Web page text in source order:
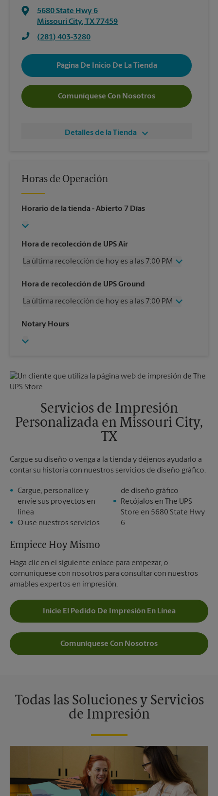
5680 State Hwy 6
Missouri City, TX 77459
(281) 403-3280
Página De Inicio De La Tienda
Comuníquese Con Nosotros
Detalles de la Tienda
Horas de Operación
Horario de la tienda - Abierto 7 Días
Hora de recolección de UPS Air
La última recolección de hoy es a las 7:00 PM
Miércoles
7:00 PM
Viernes
7:00 PM
Domingo
Hora de recolección de UPS Ground
La última recolección de hoy es a las 7:00 PM
Miércoles
Viernes
Lunes
7:00 PM
Martes
Notary Hours
Servicios de Impresión
Personalizada en Missouri City,
TX
Cargue su diseño o venga a la tienda y déjenos ayudarlo a
contar su historia con nuestros servicios de diseño gráfico.
Cargue, personalice y
envíe sus proyectos en
línea
O use nuestros servicios
de diseño gráfico
Recójalos en The UPS
Store en 5680 State Hwy
6
Empiece Hoy Mismo
Haga clic en el siguiente enlace para empezar, o
comuníquese con nosotros para consultar con nuestros
amables expertos en impresión.
Inicie El Pedido De Impresión En Línea
Comuníquese Con Nosotros
Todas las Soluciones y Servicios
de Impresión